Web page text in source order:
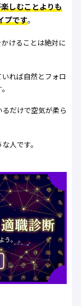
しむことよりも
プです。
けることは絶対に
れば自然とフォロ
だけで空気が柔ら
人です。